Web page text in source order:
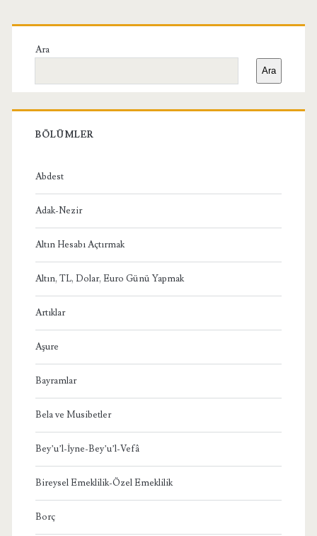
Birincil
Yan
Menü
Ara
Ara
BÖLÜMLER
Abdest
Adak-Nezir
Altın Hesabı Açtırmak
Altın, TL, Dolar, Euro Günü Yapmak
Artıklar
Aşure
Bayramlar
Bela ve Musibetler
Bey’u’l-İyne-Bey’u’l-Vefâ
Bireysel Emeklilik-Özel Emeklilik
Borç